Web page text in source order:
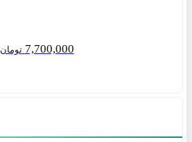
7,700,000 تومان